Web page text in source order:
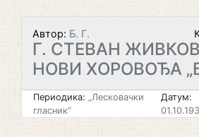
Автор: Б. Г.
Г. СТЕВАН
НОВИ ХОРОВОЂА
Периодика: „Лесковачки
гласник“
Датум: